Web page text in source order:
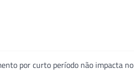
por curto período não impacta no